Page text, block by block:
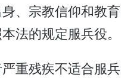
、宗教信仰和教育
法的规定服兵役。
重残疾不适合服兵